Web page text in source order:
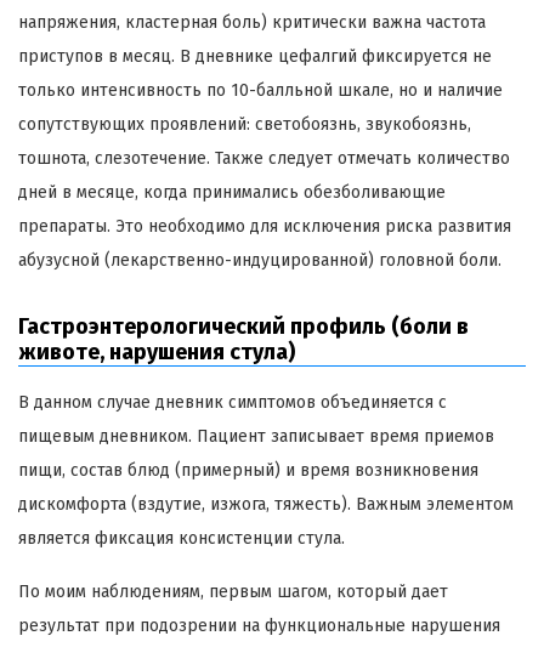
напряжения, кластерная боль) критически важна частота
приступов в месяц. В дневнике цефалгий фиксируется не
только интенсивность по 10-балльной шкале, но и наличие
сопутствующих проявлений: светобоязнь, звукобоязнь,
тошнота, слезотечение. Также следует отмечать количество
дней в месяце, когда принимались обезболивающие
препараты. Это необходимо для исключения риска развития
абузусной (лекарственно-индуцированной) головной боли.
Гастроэнтерологический профиль (боли в
животе, нарушения стула)
В данном случае дневник симптомов объединяется с
пищевым дневником. Пациент записывает время приемов
пищи, состав блюд (примерный) и время возникновения
дискомфорта (вздутие, изжога, тяжесть). Важным элементом
является фиксация консистенции стула.
По моим наблюдениям, первым шагом, который дает
результат при подозрении на функциональные нарушения